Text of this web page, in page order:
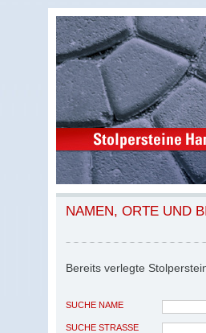
NAMEN, ORTE UND
Bereits verlegte
SUCHE NAME
SUCHE STRASSE